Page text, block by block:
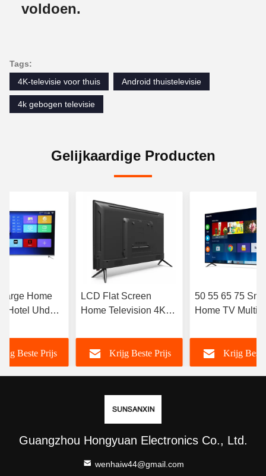
voldoen.
Tags:
4K-televisie voor thuis
Android thuistelevisie
4k gebogen televisie
Gelijkaardige Producten
Home
Hotel Uhd
Beste Prijs
LCD Flat Screen
Home Television 4K
Resolution Smart TV
98 100 105 110 inch
Krijg Beste Prijs
50 55 65 75
Home TV Multi-
Met Wifi OEM
Krijg
Guangzhou Hongyuan Electronics Co., Ltd.
wenhaiw44@gmail.com